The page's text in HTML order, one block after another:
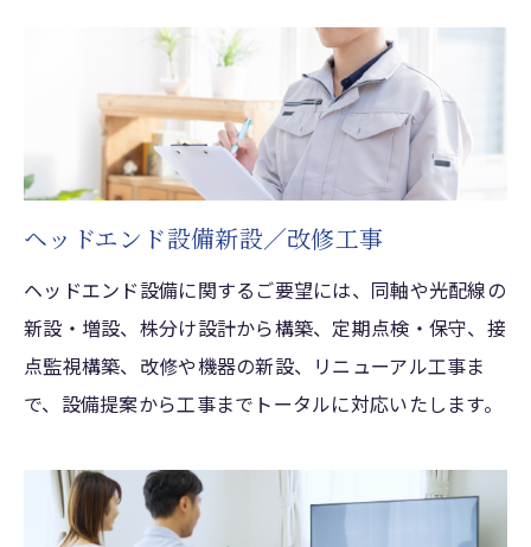
ヘッドエンド設備新設／改修工事
ヘッドエンド設備に関するご要望には、同軸や光配線の
新設・増設、株分け設計から構築、定期点検・保守、接
点監視構築、改修や機器の新設、リニューアル工事ま
で、設備提案から工事までトータルに対応いたします。